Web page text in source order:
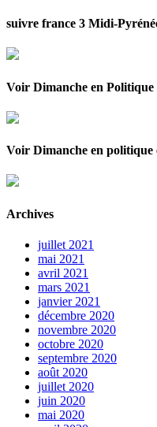
suivre france 3 Midi-
Voir Dimanche en Politique
Voir Dimanche en politique
Archives
juillet 2021
mai 2021
avril 2021
mars 2021
janvier 2021
décembre 2020
novembre 2020
octobre 2020
septembre 2020
août 2020
juillet 2020
juin 2020
mai 2020